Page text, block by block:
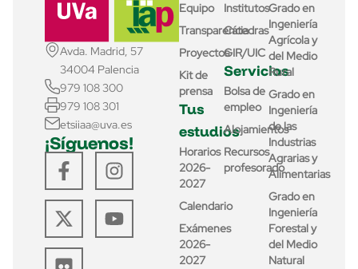
Avda. Madrid, 57
34004 Palencia
979 108 300
979 108 301
etsiiaa@uva.es
¡Síguenos!
Equipo
Transparencia
Proyectos
Kit de
prensa
Tus
estudios
Horarios
2026-
2027
Calendario
Exámenes
2026-
2027
Institutos
Cátedras
GIR/UIC
Servicios
Bolsa de
empleo
Alojamientos
Recursos
profesorado
Grado en
Ingeniería
Agrícola y
del Medio
Rural
Grado en
Ingeniería
de las
Industrias
Agrarias y
Alimentarias
Grado en
Ingeniería
Forestal y
del Medio
Natural